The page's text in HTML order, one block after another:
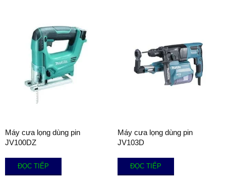
Máy cưa lọng dùng pin
JV100DZ
ĐỌC TIẾP
Máy cưa lọng dùng pin
JV103D
ĐỌC TIẾP